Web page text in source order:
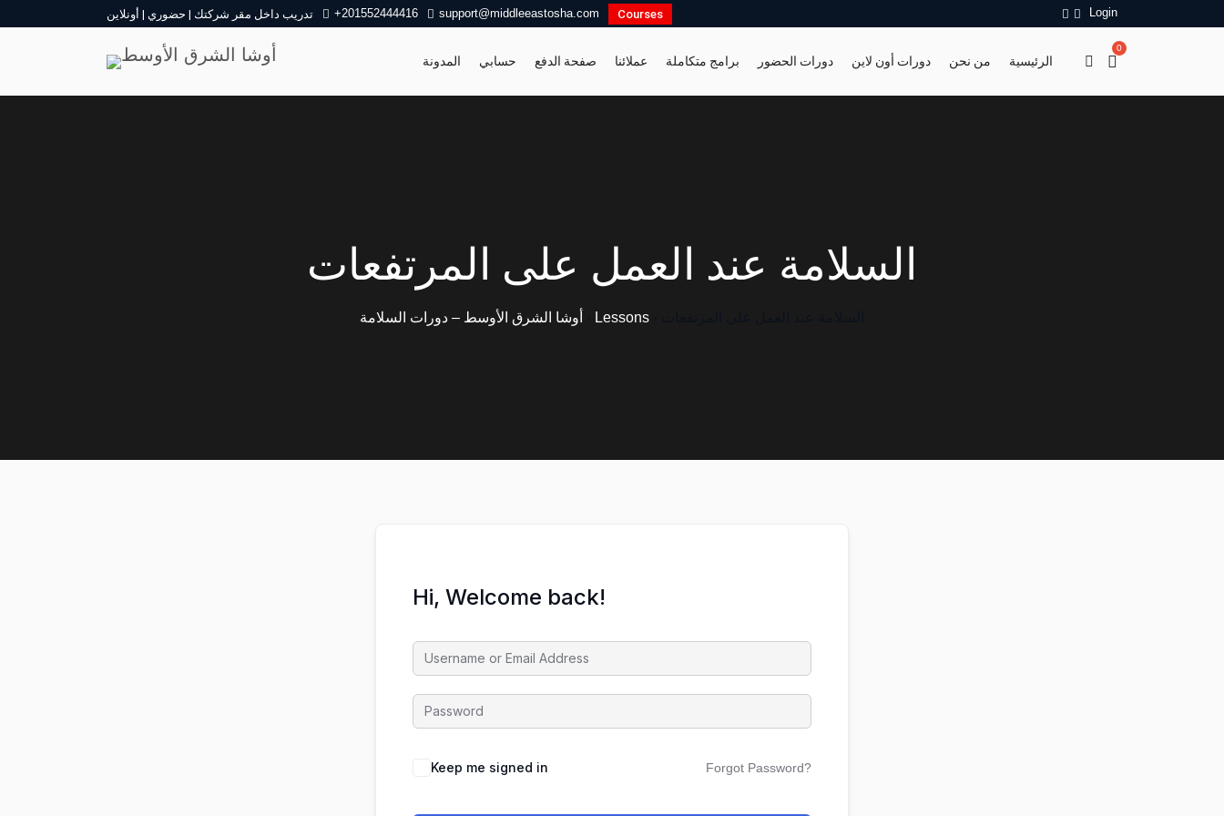
تدريب داخل مقر شركتك | حضوري | أونلاين +201552444416 support@middleeastosha.com Courses Login
الرئيسية من نحن دورات أون لاين دورات الحضور برامج متكاملة عملائنا صفحة الدفع حسابي المدونة
0
السلامة عند العمل على المرتفعات
أوشا الشرق الأوسط – دورات السلامة Lessons
Hi, Welcome back!
Keep me signed in Forgot Password?